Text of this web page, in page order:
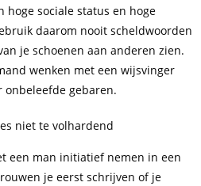
hoge sociale status en hoge
daarom nooit scheldwoorden
je schoenen aan anderen zien.
wenken met een wijsvinger
onbeleefde gebaren.
niet te volhardend
een man initiatief nemen in een
je eerst schrijven of je